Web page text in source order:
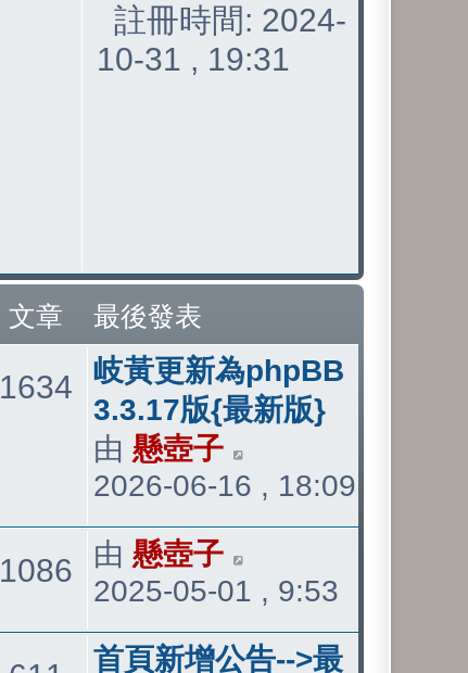
註冊時間: 2024-
10-31 , 19:31
文章 最後發表
1634 文
章
最
後
發
表
岐黃更新為phpBB
3.3.17版{最新版}
由 懸壺子
視
最
發
表
2026-06-16 , 18:09
1086 文
章
最
後
發
由 懸壺子
視
最
2025-05-01 , 9:53
最
首頁新增公告-->最